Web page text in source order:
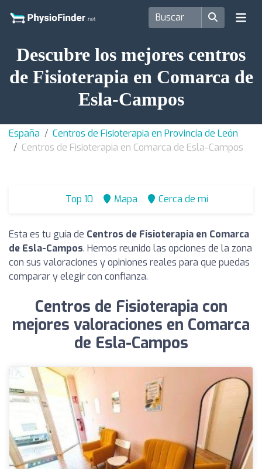
Descubre los mejores centros
de Fisioterapia en Comarca de
Esla-Campos
España
Centros de Fisioterapia en Provincia de León
Centros de Fisioterapia en Comarca de Esla-Campos
Top 10 Mapa Cerca de mí
Esta es tu guía de Centros de Fisioterapia en Comarca
de Esla-Campos. Hemos reunido las opciones de la zona
con sus valoraciones y opiniones reales para que puedas
comparar y elegir con confianza.
Centros de Fisioterapia con
mejores valoraciones en Comarca
de Esla-Campos